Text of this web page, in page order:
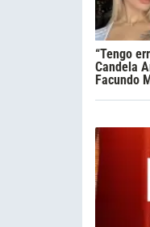
“Tengo
Candela
Facundo